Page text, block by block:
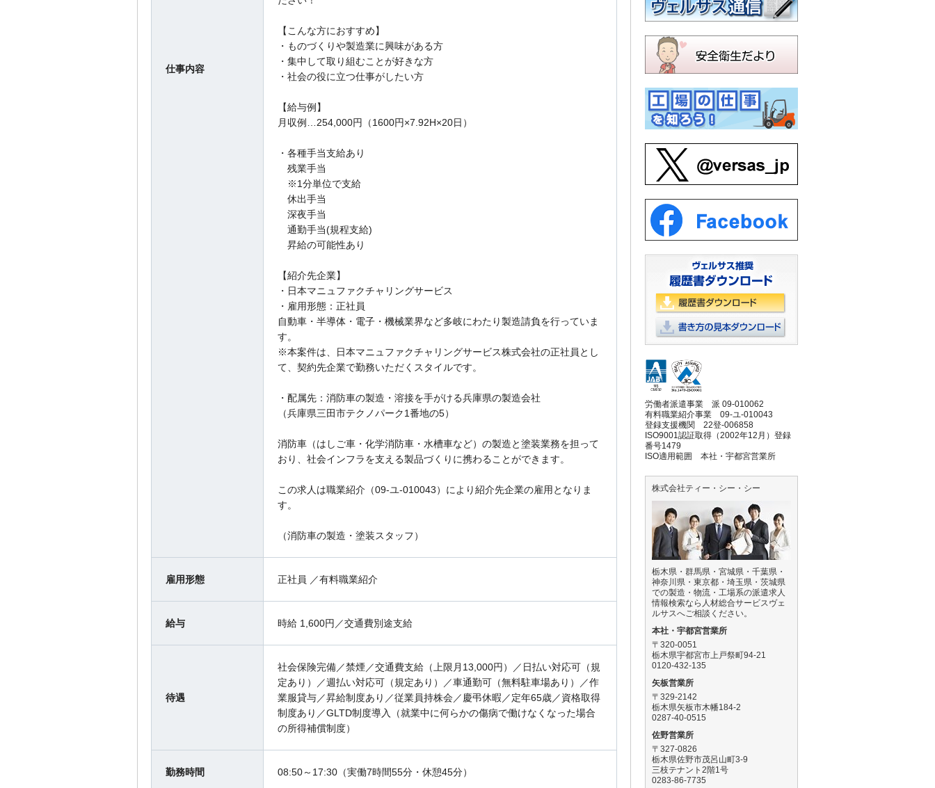
仕事内容
【こんな方におすすめ】
・ものづくりや製造業に興味がある方
・集中して取り組むことが好きな方
・社会の役に立つ仕事がしたい方
【給与例】
月収例…254,000円（1600円×7.92H×20日）
・各種手当支給あり
残業手当
※1分単位で支給
休出手当
深夜手当
通勤手当(規程支給)
昇給の可能性あり
【紹介先企業】
・日本マニュファクチャリングサービス
・雇用形態：正社員
自動車・半導体・電子・機械業界など多岐にわたり製造請負を行っていま
す。
※本案件は、日本マニュファクチャリングサービス株式会社の正社員とし
て、契約先企業で勤務いただくスタイルです。
・配属先：消防車の製造・溶接を手がける兵庫県の製造会社
（兵庫県三田市テクノパーク1番地の5）
消防車（はしご車・化学消防車・水槽車など）の製造と塗装業務を担って
おり、社会インフラを支える製品づくりに携わることができます。
この求人は職業紹介（09-ユ-010043）により紹介先企業の雇用となりま
す。
（消防車の製造・塗装スタッフ）
雇用形態 正社員 ／有料職業紹介
給与 時給 1,600円／交通費別途支給
待遇
社会保険完備／禁煙／交通費支給（上限月13,000円）／日払い対応可（規
定あり）／週払い対応可（規定あり）／車通勤可（無料駐車場あり）／作
業服貸与／昇給制度あり／従業員持株会／慶弔休暇／定年65歳／資格取得
制度あり／GLTD制度導入（就業中に何らかの傷病で働けなくなった場合
の所得補償制度）
勤務時間 08:50～17:30（実働7時間55分・休憩45分）
労働者派遣事業 派 09-010062
有料職業紹介事業 09-ユ-010043
登録支援機関 22登-006858
ISO9001認証取得（2002年12月）登録
番号1479
ISO適用範囲 本社・宇都宮営業所
株式会社ティー・シー・シー
栃木県・群馬県・宮城県・千葉県・
神奈川県・東京都・埼玉県・茨城県
での製造・物流・工場系の派遣求人
情報検索なら人材総合サービスヴェ
ルサスへご相談ください。
本社・宇都宮営業所
〒320-0051
栃木県宇都宮市上戸祭町94-21
0120-432-135
矢板営業所
〒329-2142
栃木県矢板市木幡184-2
0287-40-0515
佐野営業所
〒327-0826
栃木県佐野市茂呂山町3-9
三枝テナント2階1号
0283-86-7735